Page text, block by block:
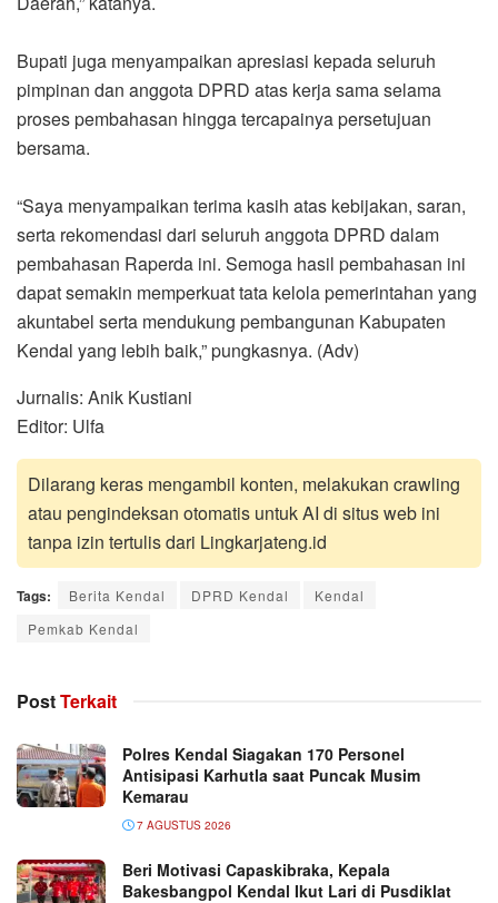
Bupati juga menyampaikan apresiasi kepada seluruh
pimpinan dan anggota DPRD atas kerja sama selama
proses pembahasan hingga tercapainya persetujuan
bersama.
“Saya menyampaikan terima kasih atas kebijakan, saran,
serta rekomendasi dari seluruh anggota DPRD dalam
pembahasan Raperda ini. Semoga hasil pembahasan ini
dapat semakin memperkuat tata kelola pemerintahan yang
akuntabel serta mendukung pembangunan Kabupaten
Kendal yang lebih baik,” pungkasnya. (Adv)
Jurnalis: Anik Kustiani
Editor: Ulfa
Dilarang keras mengambil konten, melakukan crawling
atau pengindeksan otomatis untuk AI di situs web ini
tanpa izin tertulis dari Lingkarjateng.id
Tags: Berita Kendal DPRD Kendal
Kendal
Pemkab Kendal
PostTerkait
Polres Kendal Siagakan 170 Personel
Antisipasi Karhutla saat Puncak Musim
Kemarau
7 AGUSTUS 2026
Beri Motivasi Capaskibraka, Kepala
Bakesbangpol Kendal Ikut Lari di Pusdiklat